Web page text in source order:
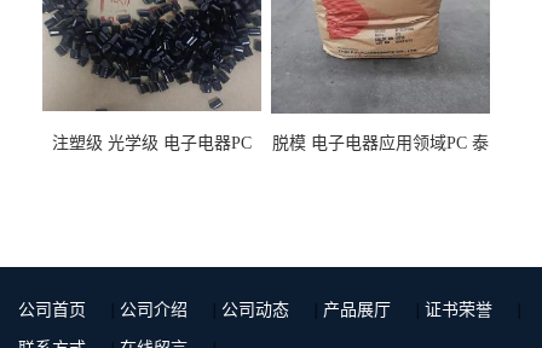
注塑级 光学级 电子电器PC
脱模 电子电器应用领域PC 泰
公司首页 | 公司介绍 | 公司动态 | 产品展厅 | 证书荣誉 |